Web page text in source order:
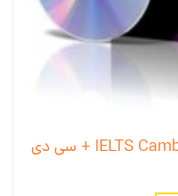
کتاب آیلتس کمبریج 14 IELTS Cambridge + سی دی